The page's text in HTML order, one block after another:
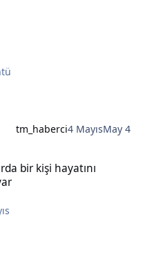
tm_haberci4 MayısMay 4
bir kişi hayatını